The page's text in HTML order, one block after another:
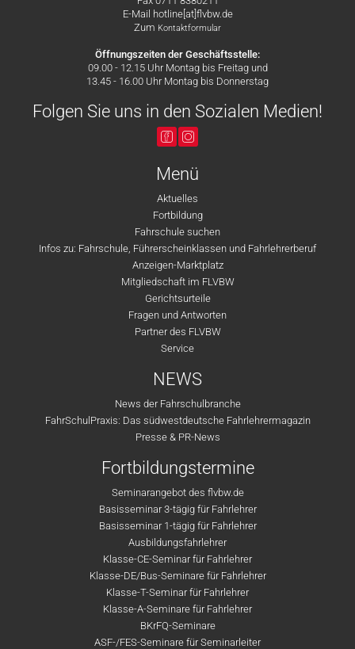
E-Mail hotline[at]flvbw.de
Zum Kontaktformular
Öffnungszeiten der Geschäftsstelle:
09.00 - 12.15 Uhr Montag bis Freitag und
13.45 - 16.00 Uhr Montag bis Donnerstag
Folgen Sie uns in den Sozialen Medien!
Menü
Aktuelles
Fortbildung
Fahrschule suchen
Infos zu: Fahrschule, Führerscheinklassen und Fahrlehrerberuf
Anzeigen-Marktplatz
Mitgliedschaft im FLVBW
Gerichtsurteile
Fragen und Antworten
Partner des FLVBW
Service
NEWS
News der Fahrschulbranche
FahrSchulPraxis: Das südwestdeutsche Fahrlehrermagazin
Presse & PR-News
Fortbildungstermine
Seminarangebot des flvbw.de
Basisseminar 3-tägig für Fahrlehrer
Basisseminar 1-tägig für Fahrlehrer
Ausbildungsfahrlehrer
Klasse-CE-Seminar für Fahrlehrer
Klasse-DE/Bus-Seminare für Fahrlehrer
Klasse-T-Seminar für Fahrlehrer
Klasse-A-Seminare für Fahrlehrer
BKrFQ-Seminare
ASF-/FES-Seminare für Seminarleiter